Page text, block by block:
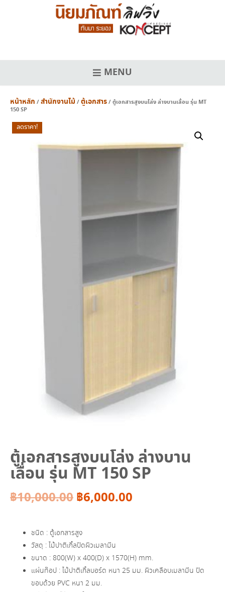
MENU
หน้าหลัก /สำนักงานไม้/ตู้เอกสาร/ ตู้เอกสารสูงบนโล่ง ล่างบานเลื่อน รุ่น MT
150 SP
ลดราคา!
ตู้เอกสารสูงบนโล่ง ล่างบาน
เลื่อน รุ่น MT 150 SP
฿10,000.00Original
was:
฿10,000.00.
฿6,000.00
฿6,000.00.
ชนิด : ตู้เอกสารสูง
วัสดุ : ไม้ปาติเกิ้ลปิดผิวเมลามีน
ขนาด : 800(W) x 400(D) x 1570(H) mm.
แผ่นท๊อป : ไม้ปาติเกิ้ลบอร์ด หนา 25 มม. ผิวเคลือบเมลามีน ปิด
ขอบด้วย PVC หนา 2 มม.